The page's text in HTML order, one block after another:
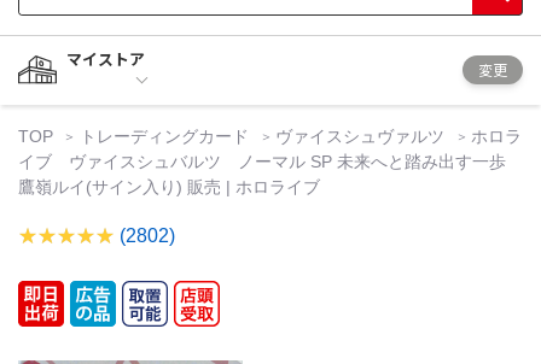
マイストア
変更
TOP トレーディングカード ヴァイスシュヴァルツ
ホロラ
イブ ヴァイスシュバルツ ノーマル SP 未来へと踏み出す一歩
鷹嶺ルイ(サイン入り) 販売 | ホロライブ
(2802)